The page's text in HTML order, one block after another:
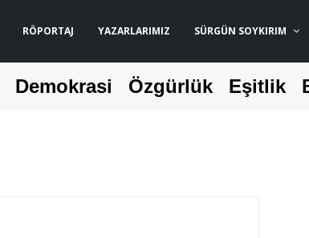
RÖPORTAJ YAZARLARIMIZ SÜRGÜN SOYKIRIM
Demokrasi Özgürlük Eşitlik